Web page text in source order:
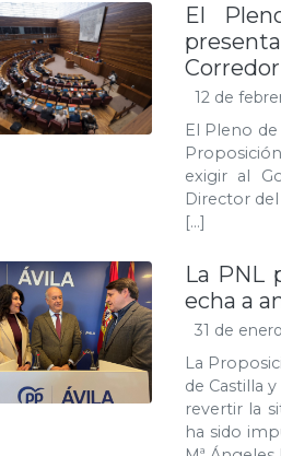
El
12 de
El Pleno
exigir al
Director
[…]
La PNL
echa a
31 de
La
de Castilla
revertir la
ha sido